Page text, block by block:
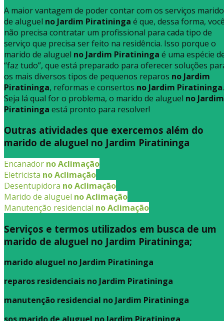
A maior vantagem de poder contar com os serviços marido
de aluguel no Jardim Piratininga é que, dessa forma,
não precisa contratar um profissional para cada tipo de
serviço que precisa ser feito na residência. Isso porque o
marido de aluguel no Jardim Piratininga é uma espécie
“faz tudo”, que está preparado para oferecer soluções
os mais diversos tipos de pequenos reparos no Jardim
Piratininga, reformas e consertos no Jardim Piratininga.
Seja lá qual for o problema, o marido de aluguel no Jardim
Piratininga está pronto para resolver!
Outras atividades que exercemos além do
marido de aluguel no Jardim Piratininga
Encanador no Aclimação
Eletricista no Aclimação
Desentupidora no Aclimação
Marido de aluguel no Aclimação
Manutenção residencial no Aclimação
Serviços e termos utilizados em busca de um
marido de aluguel no Jardim Piratininga;
marido aluguel no Jardim Piratininga
reparos residenciais no Jardim Piratininga
manutenção residencial no Jardim Piratininga